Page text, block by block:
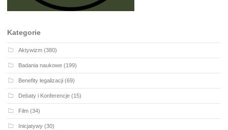
Kategorie
Aktywizm (380)
Badania naukowe (199)
Benefity legalizacji (69)
Debaty i Konferencje (15)
Film (34)
Inicjatywy (30)